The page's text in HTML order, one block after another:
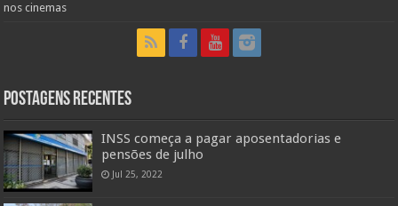
nos cinemas
Postagens Recentes
INSS começa a pagar aposentadorias e
pensões de julho
Jul 25, 2022